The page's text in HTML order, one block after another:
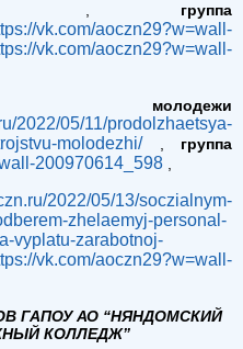
группа
vk.com/aoczn29?w=wall-
vk.com/aoczn29?w=wall-
2022/05/11/prodolzhaetsya-
molodezhi/
группа
200970614_598
2022/05/13/soczialnym-
zhelaemyj-personal-
vyplatu-zarabotnoj-
vk.com/aoczn29?w=wall-
ГАПОУ АО “НЯНДОМСКИЙ
КОЛЛЕДЖ”